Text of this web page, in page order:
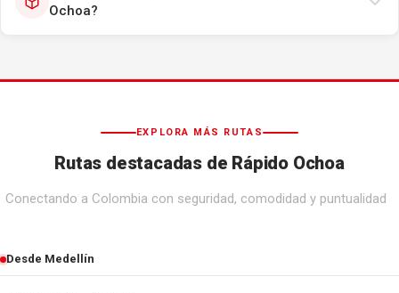
Ochoa?
EXPLORA MÁS RUTAS
Rutas destacadas de Rápido Ochoa
Conectando a Colombia con seguridad, comodidad y puntualidad
Desde Medellín